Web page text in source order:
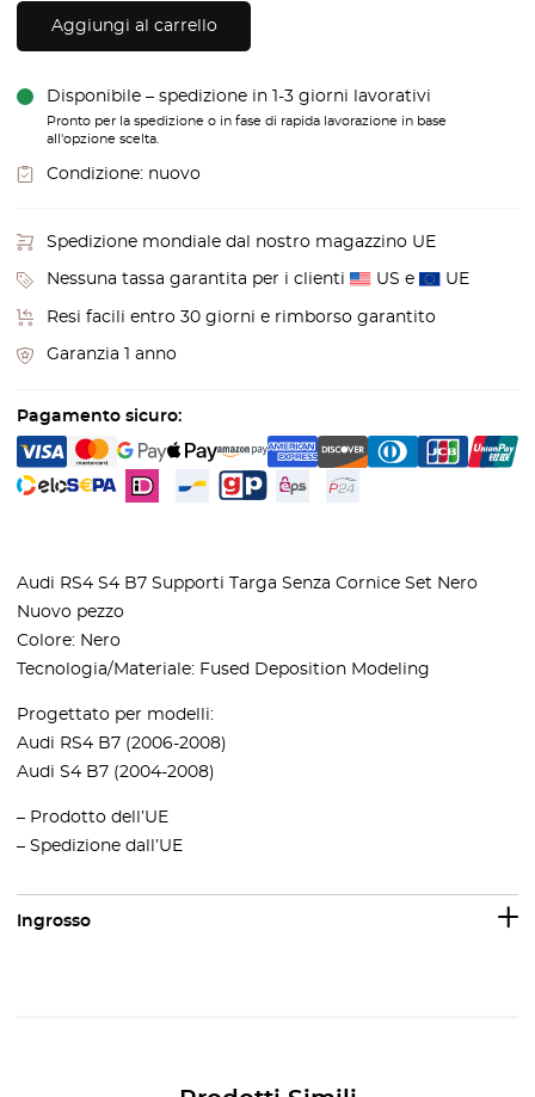
Aggiungi al carrello
Disponibile – spedizione in 1-3 giorni lavorativi
Pronto per la spedizione o in fase di rapida lavorazione in base
all'opzione scelta.
Condizione: nuovo
Spedizione mondiale dal nostro magazzino UE
Nessuna tassa garantita per i clienti US e UE
Resi facili entro 30 giorni e rimborso garantito
Garanzia 1 anno
Pagamento sicuro:
Audi RS4 S4 B7 Supporti Targa Senza Cornice Set Nero
Nuovo pezzo
Colore: Nero
Tecnologia/Materiale: Fused Deposition Modeling
Progettato per modelli:
Audi RS4 B7 (2006-2008)
Audi S4 B7 (2004-2008)
– Prodotto dell’UE
– Spedizione dall’UE
Ingrosso